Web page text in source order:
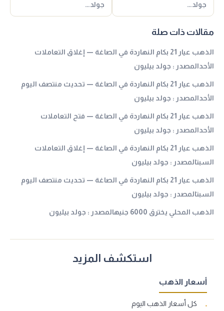
جولد…
جولد…
مقالات ذات صلة
الذهب عيار 21 بكام النهاردة في الصاغة — إغلاق التعاملات
الأحدالمصدر : جولد بيليون
الذهب عيار 21 بكام النهاردة في الصاغة — تحديث منتصف اليوم
الأحدالمصدر : جولد بيليون
الذهب عيار 21 بكام النهاردة في الصاغة — فتح التعاملات
الأحدالمصدر : جولد بيليون
الذهب عيار 21 بكام النهاردة في الصاغة — إغلاق التعاملات
السبتالمصدر : جولد بيليون
الذهب عيار 21 بكام النهاردة في الصاغة — تحديث منتصف اليوم
السبتالمصدر : جولد بيليون
الذهب المحلي يخترق 6000 جنيهالمصدر : جولد بيليون
استكشف المزيد
أسعار الذهب
كل أسعار الذهب اليوم